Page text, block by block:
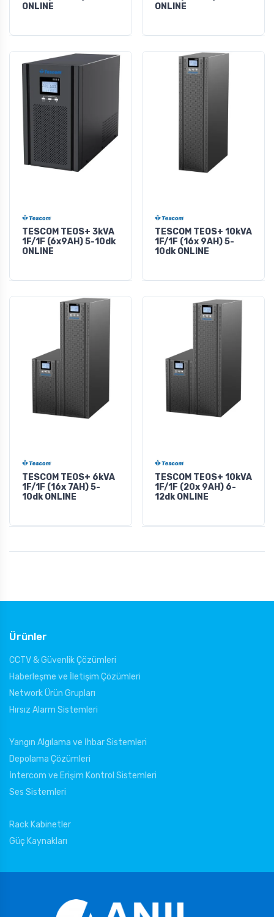
ONLINE
ONLINE
TESCOM TEOS+ 3kVA
1F/1F (6x9AH) 5-10dk
ONLINE
TESCOM TEOS+ 10kVA
1F/1F (16x 9AH) 5-
10dk ONLINE
TESCOM TEOS+ 6kVA
1F/1F (16x 7AH) 5-
10dk ONLINE
TESCOM TEOS+ 10kVA
1F/1F (20x 9AH) 6-
12dk ONLINE
Ürünler
CCTV & Güvenlik Çözümleri
Haberleşme ve İletişim Çözümleri
Network Ürün Grupları
Hırsız Alarm Sistemleri
Yangın Algılama ve İhbar Sistemleri
Depolama Çözümleri
İntercom ve Erişim Kontrol Sistemleri
Ses Sistemleri
Rack Kabinetler
Güç Kaynakları